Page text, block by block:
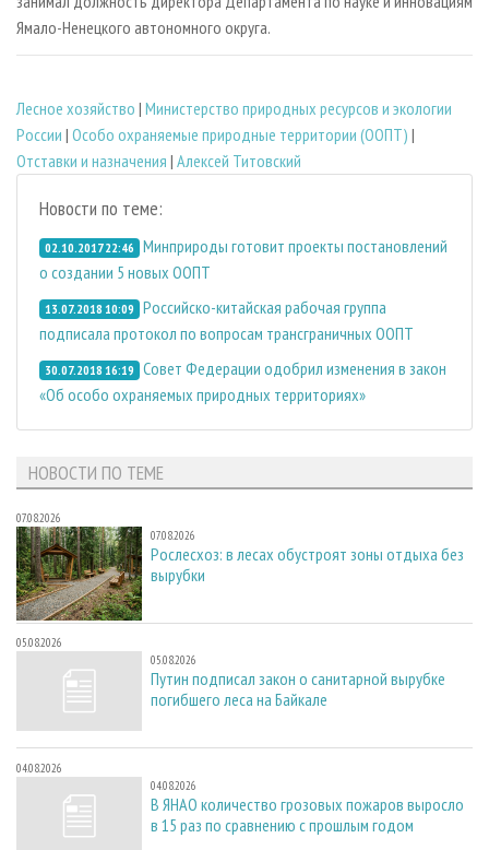
Ямало-Ненецкого автономного округа.
Лесное хозяйство | Министерство природных ресурсов и экологии
России | Особо охраняемые природные территории (ООПТ) |
Отставки и назначения | Алексей Титовский
Новости по теме:
02.10.2017 22:46 Минприроды готовит проекты постановлений
о создании 5 новых ООПТ
13.07.2018 10:09 Российско-китайская рабочая группа
подписала протокол по вопросам трансграничных ООПТ
30.07.2018 16:19 Совет Федерации одобрил изменения в закон
«Об особо охраняемых природных территориях»
НОВОСТИ ПО ТЕМЕ
07.08.2026
07.08.2026
Рослесхоз: в лесах обустроят зоны отдыха без
вырубки
05.08.2026
05.08.2026
Путин подписал закон о санитарной вырубке
погибшего леса на Байкале
04.08.2026
04.08.2026
В ЯНАО количество грозовых пожаров выросло
в 15 раз по сравнению с прошлым годом